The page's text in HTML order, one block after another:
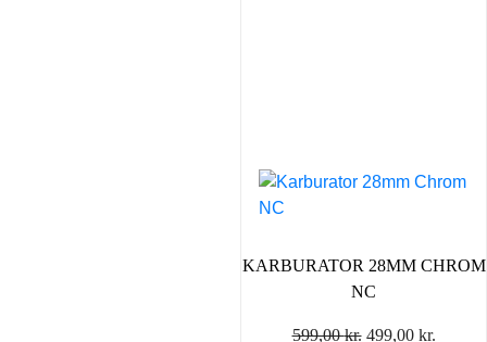
KARBURATOR 28MM CHROM
NC
599,00kr. Den
499,00 kr.